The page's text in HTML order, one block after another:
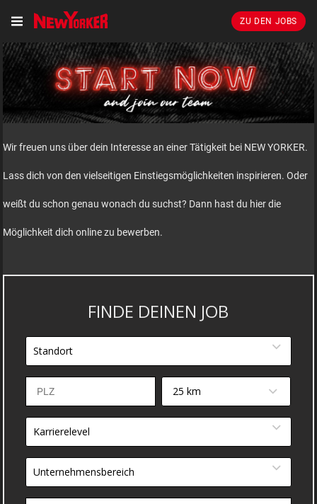
ZU DEN JOBS
Wir freuen uns über dein Interesse an einer Tätigkeit bei NEW YORKER.
Lass dich von den vielseitigen Einstiegsmöglichkeiten inspirieren. Oder
weißt du schon genau wonach du suchst? Dann hast du hier die
Möglichkeit dich online zu bewerben.
FINDE DEINEN JOB
Standort
25 km
Karrierelevel
Unternehmensbereich